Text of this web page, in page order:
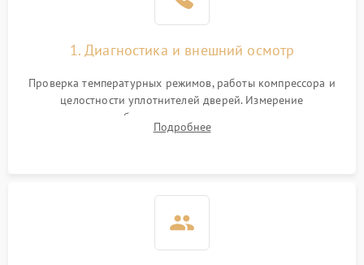
1. Диагностика и внешний осмотр
Проверка температурных режимов, работы компрессора и
целостности уплотнителей дверей. Измерение
сопротивления обмоток мотора, проверка термостата и
считывание кодов ошибок с электронного дисплея.
Подробнее